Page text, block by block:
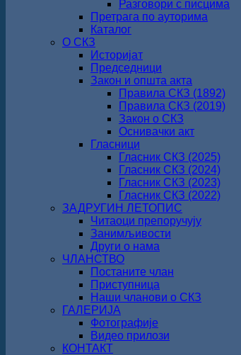
Разговори с писцима
Претрага по ауторима
Каталог
О СКЗ
Историјат
Председници
Закон и општа акта
Правила СКЗ (1892)
Правила СКЗ (2019)
Закон о СКЗ
Оснивачки акт
Гласници
Гласник СКЗ (2025)
Гласник СКЗ (2024)
Гласник СКЗ (2023)
Гласник СКЗ (2022)
ЗАДРУГИН ЛЕТОПИС
Читаоци препоручују
Занимљивости
Други о нама
ЧЛАНСТВО
Постаните члан
Приступница
Наши чланови о СКЗ
ГАЛЕРИЈА
Фотографије
Видео прилози
КОНТАКТ